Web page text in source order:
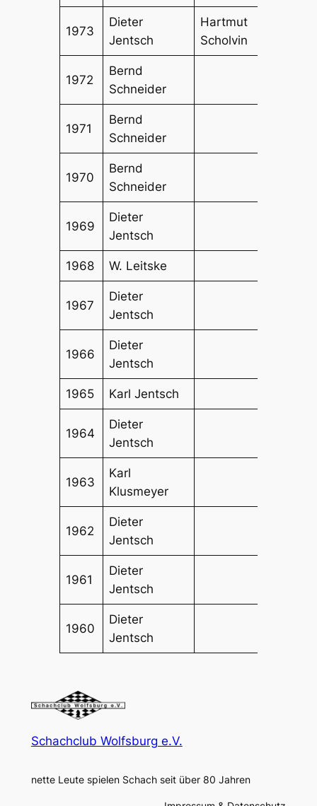
1973
Dieter
Jentsch
Hartmut
Scholvin
1972
Bernd
Schneider
1971
Bernd
Schneider
1970
Bernd
Schneider
1969
Dieter
Jentsch
1968 W. Leitske
1967
Dieter
Jentsch
1966
Dieter
Jentsch
1965 Karl Jentsch
1964
Dieter
Jentsch
1963
Karl
Klusmeyer
1962
Dieter
Jentsch
1961
Dieter
Jentsch
1960
Dieter
Jentsch
Schachclub Wolfsburg e.V.
nette Leute spielen Schach seit über 80 Jahren